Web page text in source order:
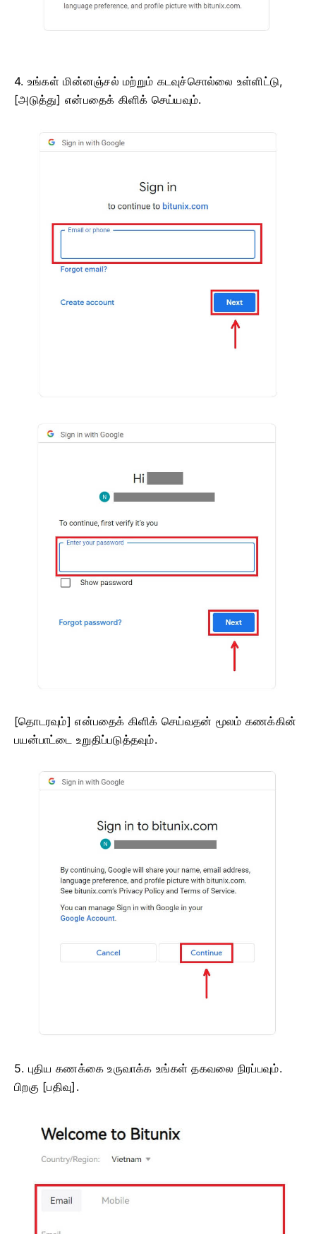
4. உங்கள் மின்னஞ்சல் மற்றும் கடவுச்சொல்லை உள்ளிட்டு,
[அடுத்து] என்பதைக் கிளிக் செய்யவும்.
[தொடரவும்] என்பதைக் கிளிக் செய்வதன் மூலம் கணக்கின்
பயன்பாட்டை உறுதிப்படுத்தவும்.
5. புதிய கணக்கை உருவாக்க உங்கள் தகவலை நிரப்பவும்.
பிறகு [பதிவு].